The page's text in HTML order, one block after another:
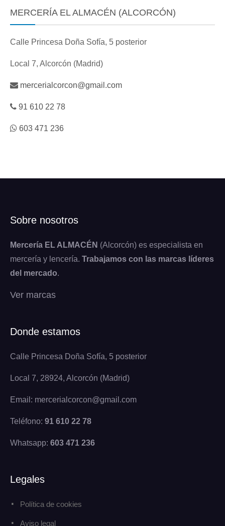
MERCERÍA EL ALMACÉN (ALCORCÓN)
Calle Princesa Doña Sofía, 5 posterior
Local 7, Alcorcón (Madrid)
mercerialcorcon@gmail.com
91 610 22 78
603 471 236
Sobre nosotros
Mercería EL ALMACÉN (Alcorcón) es especialista en
mercería y lencería. Trabajamos con las marcas líderes
del mercado.
Ver marcas
Donde estamos
Calle Princesa Doña Sofía, 5 posterior
Local 7, 28924, Alcorcón (Madrid)
Email: mercerialcorcon@gmail.com
Teléfono: 91 610 22 78
Whatsapp: 603 471 236
Legales
Política de cookies
Aviso legal